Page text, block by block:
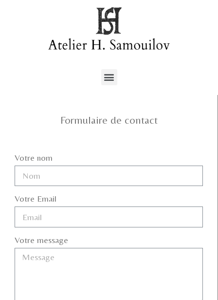
Formulaire de contact
Votre nom
Votre Email
Votre message